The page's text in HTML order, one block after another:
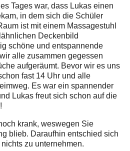
Tages war, dass Lukas einen
in dem sich die Schüler
ist mit einem Massagestuhl
Deckenbild
schöne und entspannende
alle zusammen gegessen
aufgeräumt. Bevor wir es uns
fast 14 Uhr und alle
Es war ein spannender
Lukas freut sich schon auf die
krank, weswegen Sie
blieb. Daraufhin entschied sich
zu unternehmen.